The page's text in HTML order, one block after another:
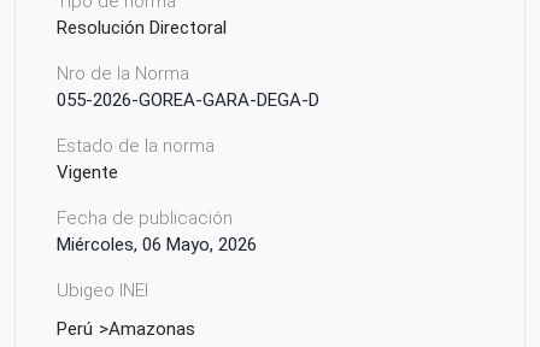
Resolución Directoral
Nro de la Norma
055-2026-GOREA-GARA-DEGA-D
Estado de la norma
Vigente
Fecha de publicación
Miércoles, 06 Mayo, 2026
Ubigeo INEI
Perú
Amazonas